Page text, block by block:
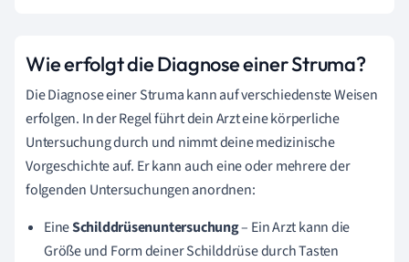
Wie erfolgt die Diagnose einer Struma?
Die Diagnose einer Struma kann auf verschiedenste Weisen
erfolgen. In der Regel führt dein Arzt eine körperliche
Untersuchung durch und nimmt deine medizinische
Vorgeschichte auf. Er kann auch eine oder mehrere der
folgenden Untersuchungen anordnen:
EineSchilddrüsenuntersuchung– Ein Arzt kann die
Größe und Form deiner Schilddrüse durch Tasten